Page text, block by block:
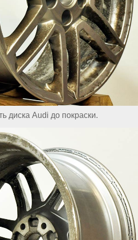
диска Audi до покраски.